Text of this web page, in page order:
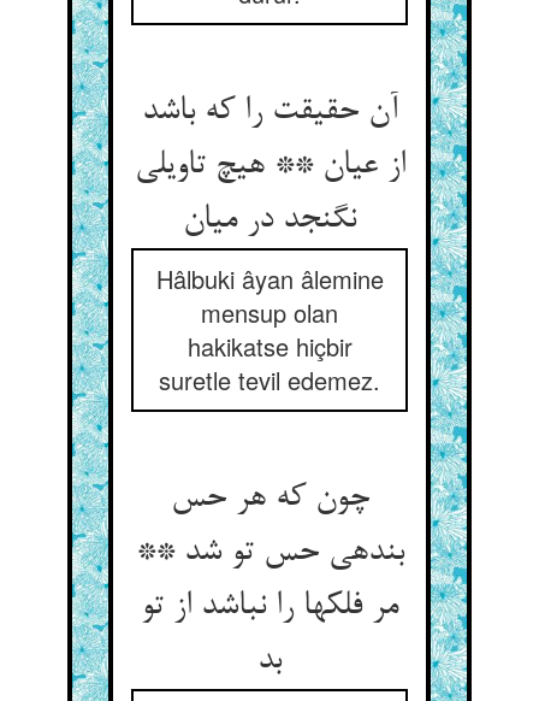
آن حقیقت را که باشد
از عیان ** هیچ تاویلی
نگنجد در میان‏
Hâlbuki âyan âlemine
mensup olan
hakikatse hiçbir
suretle tevil edemez.
چون که هر حس
بنده‏ی حس تو شد **
مر فلک‏ها را نباشد از تو
بد